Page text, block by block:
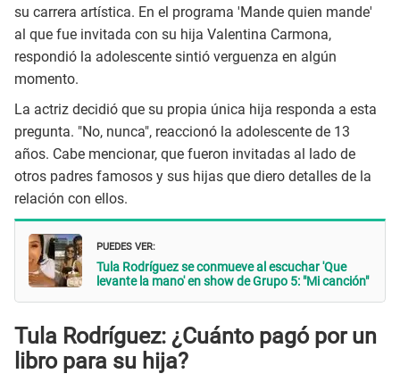
su carrera artística. En el programa 'Mande quien mande'
al que fue invitada con su hija Valentina Carmona,
respondió la adolescente sintió verguenza en algún
momento.
La actriz decidió que su propia única hija responda a esta
pregunta. "No, nunca", reaccionó la adolescente de 13
años. Cabe mencionar, que fueron invitadas al lado de
otros padres famosos y sus hijas que diero detalles de la
relación con ellos.
PUEDES VER:
Tula Rodríguez se conmueve al escuchar 'Que
levante la mano' en show de Grupo 5: "Mi canción"
Tula Rodríguez: ¿Cuánto pagó por un
libro para su hija?